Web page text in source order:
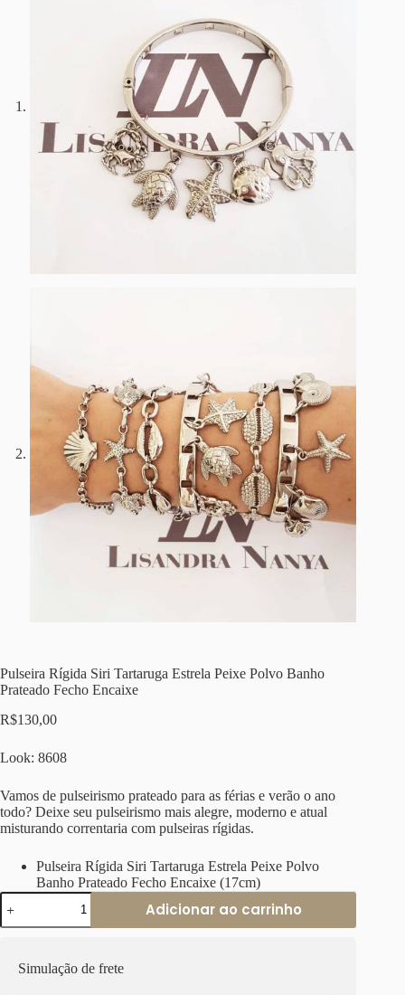
Pulseira Rígida Siri Tartaruga Estrela Peixe Polvo Banho
Prateado Fecho Encaixe
R$130,00
Look: 8608
Vamos de pulseirismo prateado para as férias e verão o ano
todo? Deixe seu pulseirismo mais alegre, moderno e atual
misturando correntaria com pulseiras rígidas.
Pulseira Rígida Siri Tartaruga Estrela Peixe Polvo
Banho Prateado Fecho Encaixe (17cm)
Pulseira
Rígida
Siri
Peixe
Adicionar ao carrinho
Simulação de frete